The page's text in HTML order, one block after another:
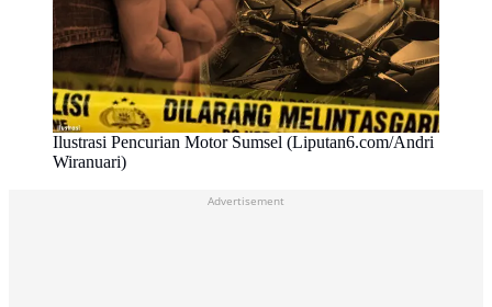
Ilustrasi Pencurian Motor Sumsel (Liputan6.com/Andri
Wiranuari)
Advertisement